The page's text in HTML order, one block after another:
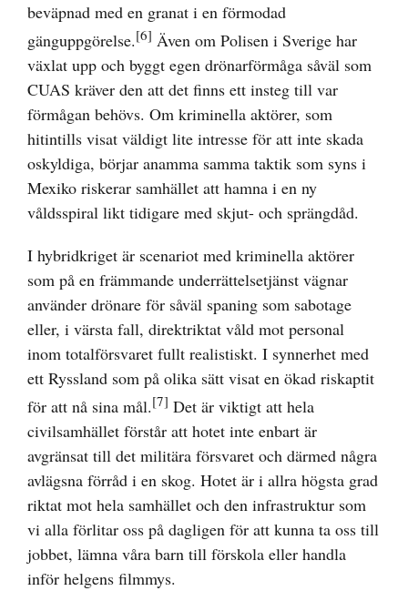
beväpnad med en granat i en förmodad
gänguppgörelse.[6] Även om Polisen i Sverige har
växlat upp och byggt egen drönarförmåga såväl som
CUAS kräver den att det finns ett insteg till var
förmågan behövs. Om kriminella aktörer, som
hitintills visat väldigt lite intresse för att inte skada
oskyldiga, börjar anamma samma taktik som syns i
Mexiko riskerar samhället att hamna i en ny
våldsspiral likt tidigare med skjut- och sprängdåd.
I hybridkriget är scenariot med kriminella aktörer
som på en främmande underrättelsetjänst vägnar
använder drönare för såväl spaning som sabotage
eller, i värsta fall, direktriktat våld mot personal
inom totalförsvaret fullt realistiskt. I synnerhet med
ett Ryssland som på olika sätt visat en ökad riskaptit
för att nå sina mål.[7] Det är viktigt att hela
civilsamhället förstår att hotet inte enbart är
avgränsat till det militära försvaret och därmed några
avlägsna förråd i en skog. Hotet är i allra högsta grad
riktat mot hela samhället och den infrastruktur som
vi alla förlitar oss på dagligen för att kunna ta oss till
jobbet, lämna våra barn till förskola eller handla
inför helgens filmmys.